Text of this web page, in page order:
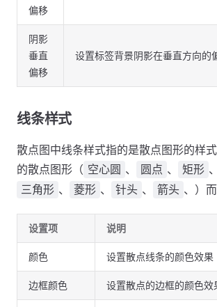
偏移
阴影
垂直
偏移
设置标签背景阴影在垂直方向的
线条样式
散点图中线条样式指的是散点图形的样
的散点图形（ 空心圆 、 圆点 、 矩形 、
三角形 、 菱形 、 针头 、 箭头 、）而
设置项 说明
颜色 设置散点线条的颜色效果
边框颜色 设置散点的边框的颜色效